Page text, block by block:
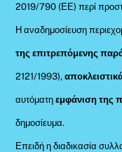
2019/790 (ΕΕ) περί
Η αναδημοσίευση
της επιτρεπόμενης
2121/1993),
αυτόματηεμφάνιση της
δημοσίευμα.
Επειδή η διαδικασία